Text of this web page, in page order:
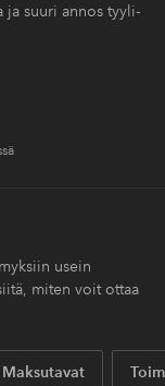
ja suuri annos tyyli-
usein
miten voit ottaa
Maksutavat